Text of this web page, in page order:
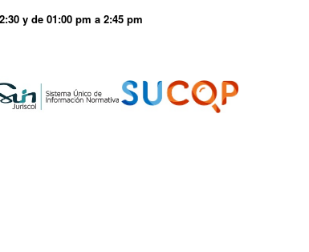
y de 01:00 pm a 2:45 pm